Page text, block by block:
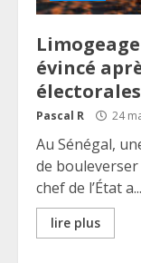
évincé
électorales
Pascal R 24
Au Sénégal,
de
chef de l’État a...
lire plus